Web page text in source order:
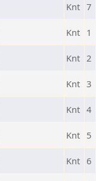
Knt 7
Knt 1
Knt 2
Knt 3
Knt 4
Knt 5
Knt 6